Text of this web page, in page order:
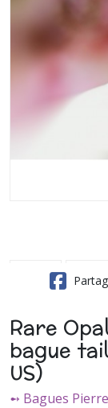
Rare
bague
US)
➻ Bagues